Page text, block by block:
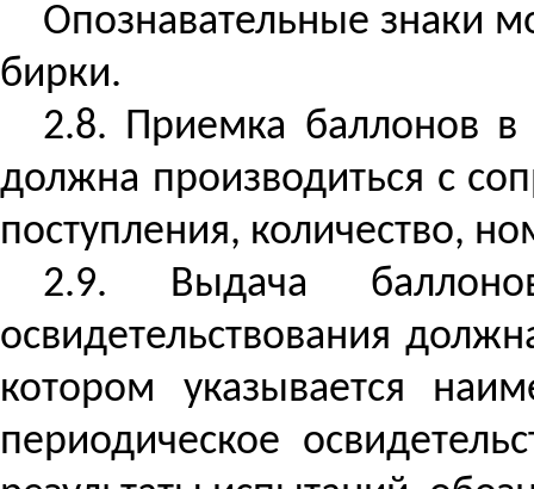
Опознавательные знаки
бирки.
2.8. Приемка баллонов в
должна производиться с
поступления, количество,
2.9. Выдача
освидетельствования
котором указывается
периодическое